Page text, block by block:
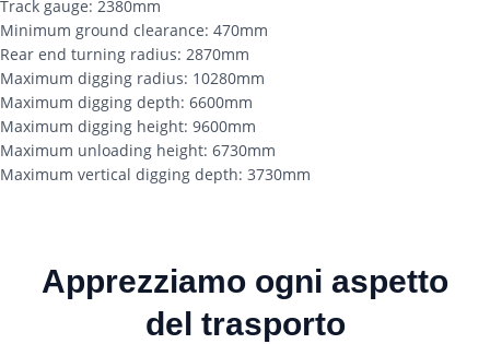
Track gauge: 2380mm
Minimum ground clearance: 470mm
Rear end turning radius: 2870mm
Maximum digging radius: 10280mm
Maximum digging depth: 6600mm
Maximum digging height: 9600mm
Maximum unloading height: 6730mm
Maximum vertical digging depth: 3730mm
Apprezziamo ogni aspetto
del trasporto